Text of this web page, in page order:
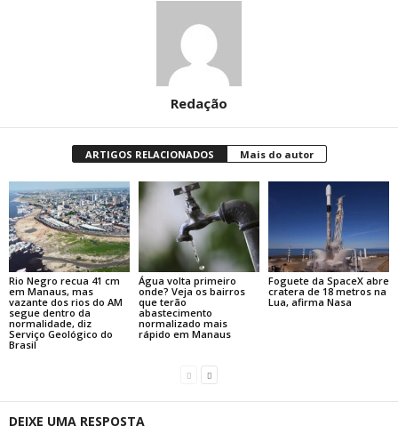
Redação
ARTIGOS RELACIONADOS Mais do autor
Rio Negro recua 41 cm
em Manaus, mas
vazante dos rios do AM
segue dentro da
normalidade, diz
Serviço Geológico do
Brasil
Água volta primeiro
onde? Veja os bairros
que terão
abastecimento
normalizado mais
rápido em Manaus
Foguete da SpaceX abre
cratera de 18 metros na
Lua, afirma Nasa
DEIXE UMA RESPOSTA